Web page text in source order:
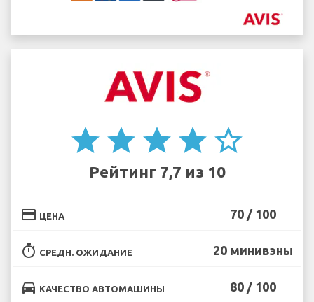
star star star star star_border
Рейтинг 7,7 из 10
credit_card ЦЕНА 70 / 100
timer СРЕДН. ОЖИДАНИЕ 20 минивэны
directions_car КАЧЕСТВО АВТОМАШИНЫ 80 / 100